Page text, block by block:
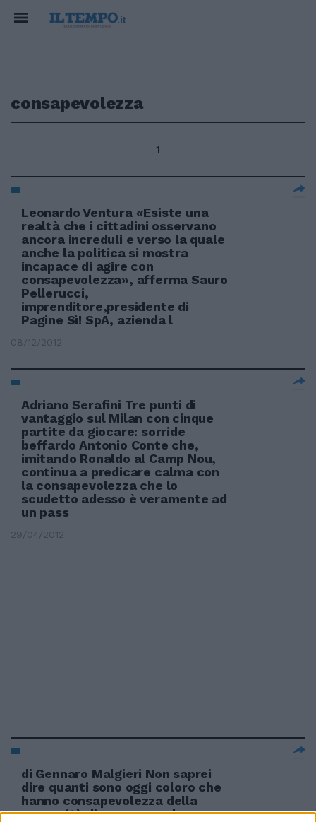
consapevolezza
1
Leonardo Ventura «Esiste una
realtà che i cittadini osservano
ancora increduli e verso la quale
anche la politica si mostra
incapace di agire con
consapevolezza», afferma Sauro
Pellerucci,
imprenditore,presidente di
Pagine Sì! SpA, azienda l
08/12/2012
Adriano Serafini Tre punti di
vantaggio sul Milan con cinque
partite da giocare: sorride
beffardo Antonio Conte che,
imitando Ronaldo al Camp Nou,
continua a predicare calma con
la consapevolezza che lo
scudetto adesso è veramente ad
un pass
29/04/2012
di Gennaro Malgieri Non saprei
dire quanti sono oggi coloro che
hanno consapevolezza della
necessità di preservare la